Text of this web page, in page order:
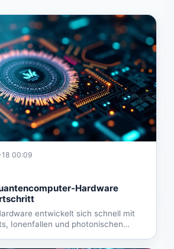
00:09
Hardware
entwickelt sich schnell mit
Ionenfallen und photonischen